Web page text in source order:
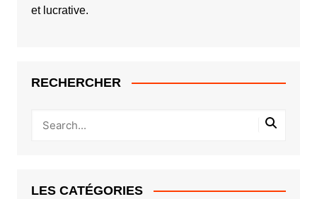
et lucrative.
RECHERCHER
LES CATÉGORIES